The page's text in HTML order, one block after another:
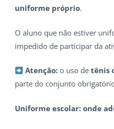
uniforme próprio.
O aluno que não estiver
impedido de participar da
Atenção: o uso detênis
parte do conjunto
Uniforme escolar: onde